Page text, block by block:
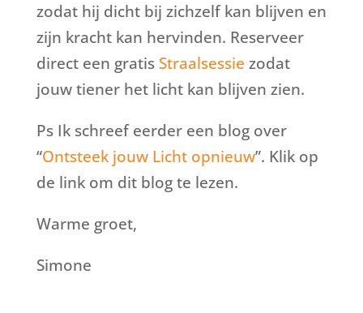
zodat hij dicht bij zichzelf kan blijven en
zijn kracht kan hervinden. Reserveer
direct een gratis Straalsessie zodat
jouw tiener het licht kan blijven zien.
Ps Ik schreef eerder een blog over
“Ontsteek jouw Licht opnieuw”. Klik op
de link om dit blog te lezen.
Warme groet,
Simone